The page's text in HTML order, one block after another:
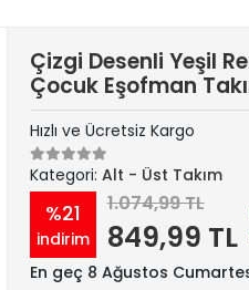
Çizgi Desenli Yeşil
Çocuk Eşofman
Hızlı ve Ücretsiz Kargo
Kategori: Alt - Üst Takım
%21
indirim
1.074,99 TL
849,99 TL
En geç 8 Ağustos